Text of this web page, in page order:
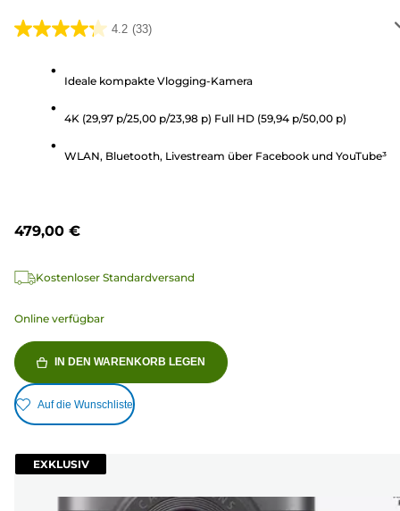
4.2 (33)
4.2
Sternen.
Bewertungen
Ideale kompakte Vlogging-Kamera
4K (29,97 p/25,00 p/23,98 p) Full HD (59,94 p/50,00 p)
WLAN, Bluetooth, Livestream über Facebook und YouTube³
479,00 €
Kostenloser Standardversand
Online verfügbar
IN DEN WARENKORB LEGEN
Auf die Wunschliste
EXKLUSIV